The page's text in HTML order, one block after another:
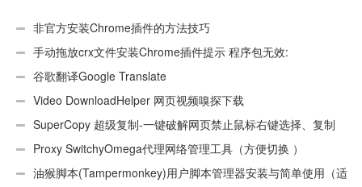
非官方安装Chrome插件的方法技巧
手动拖放crx文件安装Chrome插件提示 程序包无效:
“CEX_HEADER_INVALID”的解决办法
谷歌翻译Google Translate
Video DownloadHelper 网页视频嗅探下载
SuperCopy 超级复制-一键破解网页禁止鼠标右键选择、复制
Proxy SwitchyOmega代理网络管理工具（方便切换 ）
油猴脚本(Tampermonkey)用户脚本管理器安装与简单使用（适